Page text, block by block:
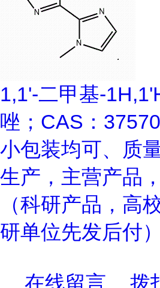
1,1'-二甲基-
唑；CAS：
小包装均可、质
生产，主营产品
（科研产品，高
研单位先发后付）
在线留言 拨